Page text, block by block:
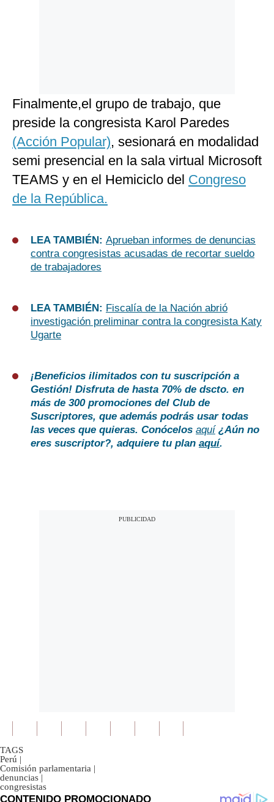
Finalmente,el grupo de trabajo, que
preside la congresista Karol Paredes
(Acción Popular), sesionará en modalidad
semi presencial en la sala virtual Microsoft
TEAMS y en el Hemiciclo del Congreso
de la República.
LEA TAMBIÉN: Aprueban informes de denuncias
contra congresistas acusadas de recortar sueldo
de trabajadores
LEA TAMBIÉN: Fiscalía de la Nación abrió
investigación preliminar contra la congresista Katy
Ugarte
¡Beneficios ilimitados con tu suscripción a
Gestión! Disfruta de hasta 70% de dscto. en
más de 300 promociones del Club de
Suscriptores, que además podrás usar todas
las veces que quieras. Conócelos aquí ¿Aún no
eres suscriptor?, adquiere tu plan aquí.
TAGS
Perú |
Comisión parlamentaria |
denuncias |
congresistas